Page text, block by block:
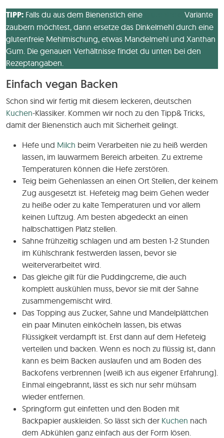
TIPP: Falls du aus dem Bienenstich eine
Variante
zaubern möchtest, dann ersetze das Dinkelmehl durch eine
glutenfreie Mehlmischung, etwas Mandelmehl und Xanthan
Gum. Die genauen Verhältnisse findet du unten bei den
Rezeptangaben.
Einfach vegan Backen
Schon sind wir fertig mit diesem leckeren, deutschen
Kuchen-Klassiker. Kommen wir noch zu den Tipp& Tricks,
damit der Bienenstich auch mit Sicherheit gelingt.
Hefe und Milch beim Verarbeiten nie zu heiß werden
lassen, im lauwarmem Bereich arbeiten. Zu extreme
Temperaturen können die Hefe zerstören.
Teig beim Gehenlassen an einen Ort Stellen, der keinem
Zug ausgesetzt ist. Hefeteig mag beim Gehen weder
zu heiße oder zu kalte Temperaturen und vor allem
keinen Luftzug. Am besten abgedeckt an einen
halbschattigen Platz stellen.
Sahne frühzeitig schlagen und am besten 1-2 Stunden
im Kühlschrank festwerden lassen, bevor sie
weiterverarbeitet wird.
Das gleiche gilt für die Puddingcreme, die auch
komplett auskühlen muss, bevor sie mit der Sahne
zusammengemischt wird.
Das Topping aus Zucker, Sahne und Mandelplättchen
ein paar Minuten einköcheln lassen, bis etwas
Flüssigkeit verdampft ist. Erst dann auf dem Hefeteig
verteilen und backen. Wenn es noch zu flüssig ist, dann
kann es beim Backen auslaufen und am Boden des
Backofens verbrennen (weiß ich aus eigener Erfahrung).
Einmal eingebrannt, lässt es sich nur sehr mühsam
wieder entfernen.
Springform gut einfetten und den Boden mit
Backpapier auskleiden. So lässt sich der Kuchen nach
dem Abkühlen ganz einfach aus der Form lösen.